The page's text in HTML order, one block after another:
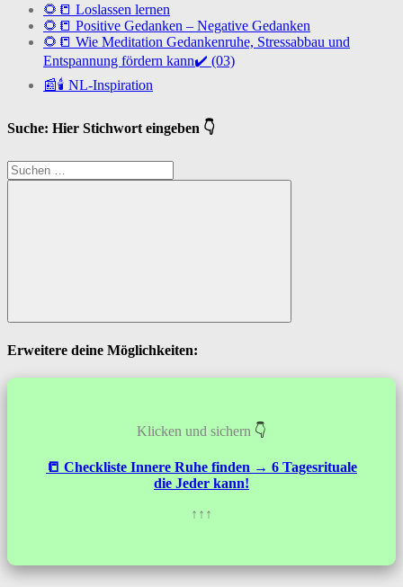
🌻📒 Loslassen lernen
🌻📒 Positive Gedanken – Negative Gedanken
🌻📒 Wie Meditation Gedankenruhe, Stressabbau und
Entspannung fördern kann✔️ (03)
📰🕯️ NL-Inspiration
Suche: Hier Stichwort eingeben 👇
Suchen
nach:
Suchen
Erweitere deine Möglichkeiten:
Klicken und sichern 👇
📒 Checkliste Innere Ruhe finden → 6 Tagesrituale
die Jeder kann!
↑↑↑